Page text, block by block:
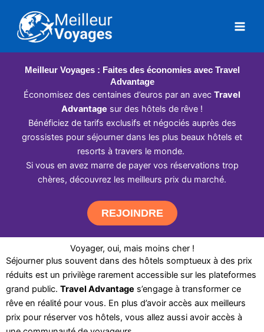
contenu
Meilleur Voyages : Faites des économies avec Travel
Advantage
Économisez des centaines d’euros par an avec Travel
Advantage sur des hôtels de rêve !
Bénéficiez de tarifs exclusifs et négociés auprès des
grossistes pour séjourner dans les plus beaux hôtels et
resorts à travers le monde.
Si vous en avez marre de payer vos réservations trop
chères, découvrez les meilleurs prix du marché.
REJOINDRE
Voyager, oui, mais moins cher !
Séjourner plus souvent dans des hôtels somptueux à des prix
réduits est un privilège rarement accessible sur les plateformes
grand public. Travel Advantage s’engage à transformer ce
rêve en réalité pour vous. En plus d’avoir accès aux meilleurs
prix pour réserver vos hôtels, vous allez aussi avoir accès à